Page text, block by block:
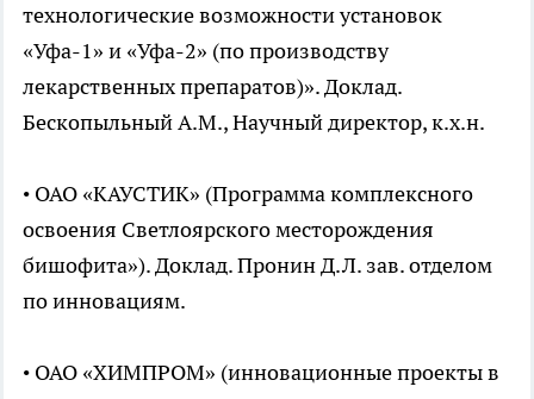
технологические возможности установок
«Уфа-1» и «Уфа-2» (по производству
лекарственных препаратов)». Доклад.
Бескопыльный А.М., Научный директор, к.х.н.
• ОАО «КАУСТИК» (Программа комплексного
освоения Светлоярского месторождения
бишофита»). Доклад. Пронин Д.Л. зав. отделом
по инновациям.
• ОАО «ХИМПРОМ» (инновационные проекты в